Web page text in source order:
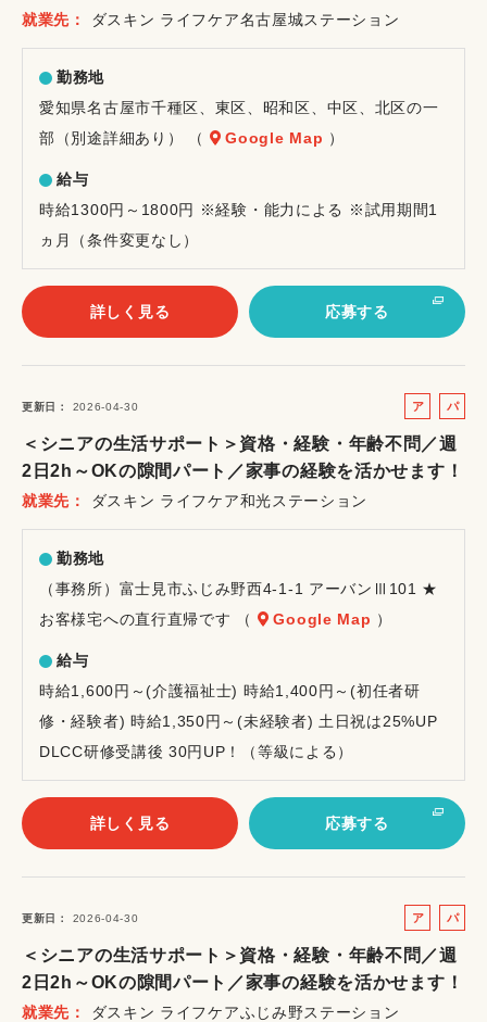
就業先 ダスキン ライフケア名古屋城ステーション
勤務地
愛知県名古屋市千種区、東区、昭和区、中区、北区の一
部（別途詳細あり） （
Google Map ）
給与
時給1300円～1800円 ※経験・能力による ※試用期間1
ヵ月（条件変更なし）
詳しく見る 応募する
更新日 2026-04-30
ア
バ
イ
パ
ト
＜シニアの生活サポート＞資格・経験・年齢不問／週
2日2h～OKの隙間パート／家事の経験を活かせます！
就業先 ダスキン ライフケア和光ステーション
勤務地
（事務所）富士見市ふじみ野西4-1-1 アーバンⅢ101 ★
お客様宅への直行直帰です （
Google Map ）
給与
時給1,600円～(介護福祉士) 時給1,400円～(初任者研
修・経験者) 時給1,350円～(未経験者) 土日祝は25%UP
DLCC研修受講後 30円UP！（等級による）
詳しく見る 応募する
更新日 2026-04-30
ア
バ
イ
パ
ト
＜シニアの生活サポート＞資格・経験・年齢不問／週
2日2h～OKの隙間パート／家事の経験を活かせます！
就業先 ダスキン ライフケアふじみ野ステーション